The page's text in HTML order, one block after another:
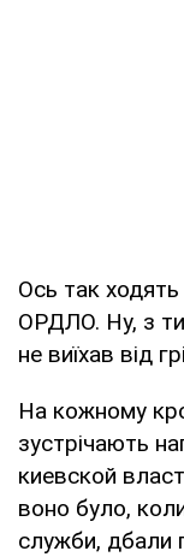
Ось так
ОРДЛО. Ну, з
не виїхав від
На кожному
зустрічають
киевской
воно було,
служби, дбали